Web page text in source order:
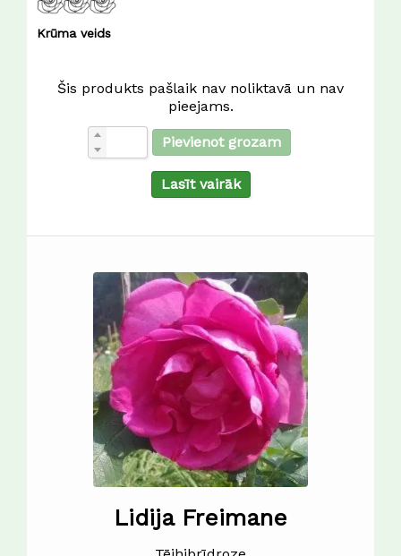
Krūma veids
Šis produkts pašlaik nav noliktavā un nav
pieejams.
Pievienot grozam
Lasīt vairāk
Lidija Freimane